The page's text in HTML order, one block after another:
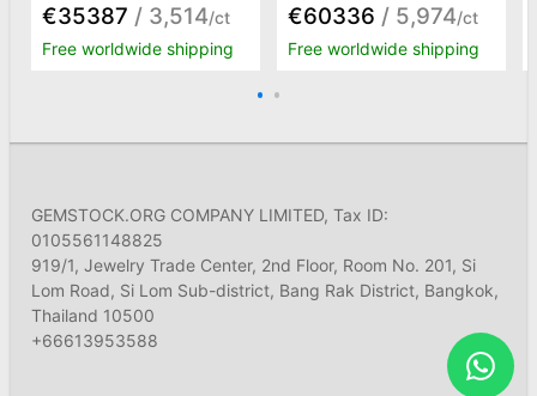
€35387 / 3,514/ct
Free worldwide shipping
€60336 / 5,974/ct
Free worldwide shipping
GEMSTOCK.ORG COMPANY LIMITED, Tax ID:
0105561148825
919/1, Jewelry Trade Center, 2nd Floor, Room No. 201, Si
Lom Road, Si Lom Sub-district, Bang Rak District, Bangkok,
Thailand 10500
+66613953588